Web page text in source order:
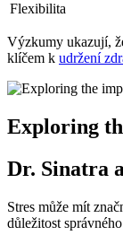
Flexibilita
Výzkumy ukazují,
klíčem k udržení
Exploring
Dr. Sinatra
Stres může mít
důležitost